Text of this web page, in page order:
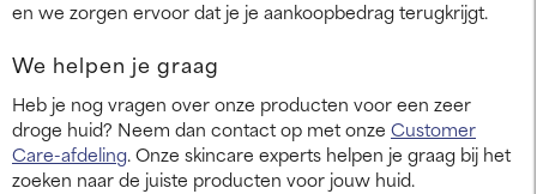
en we zorgen ervoor dat je je aankoopbedrag terugkrijgt.
We helpen je graag
Heb je nog vragen over onze producten voor een zeer
droge huid? Neem dan contact op met onze Customer
Care-afdeling. Onze skincare experts helpen je graag bij het
zoeken naar de juiste producten voor jouw huid.